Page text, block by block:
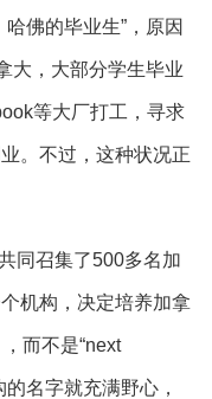
佛的毕业生”，原因
大，大部分学生毕业
等大厂打工，寻求
。不过，这种状况正
同召集了500多名加
机构，决定培养加拿
而不是“next
名字就充满野心，